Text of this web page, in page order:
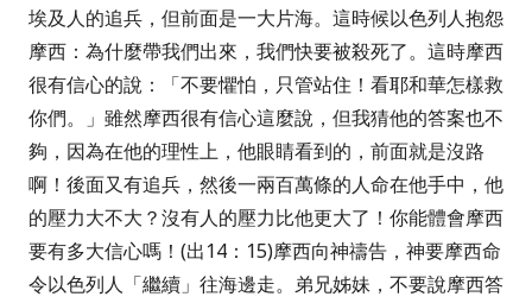
埃及人的追兵，但前面是一大片海。這時候以色列人抱怨
摩西：為什麼帶我們出來，我們快要被殺死了。這時摩西
很有信心的說：
「不要懼怕，只管站住！看耶和華怎樣救
你們。」 雖然摩西很有信心這麼說，但我猜他的答案也不
夠，因為在他的理性上，他眼睛看到的，前面就是沒路
啊！後面又有追兵，然後一兩百萬條的人命在他手中，他
的壓力大不大？沒有人的壓力比他更大了！你能體會摩西
要有多大信心嗎！ (出14 ： 15)摩西向神禱告，神要摩西命
令以色列人「繼續」往海邊走。 弟兄姊妹，不要說摩西答